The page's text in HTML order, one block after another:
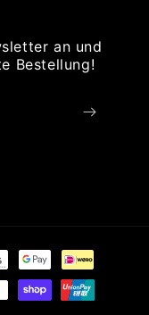
an und
Bestellung!